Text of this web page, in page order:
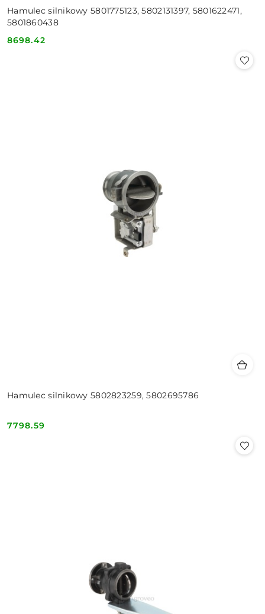
Hamulec silnikowy 5801775123, 5802131397, 5801622471,
5801860438
Cena:
8698.42
Hamulec silnikowy 5802823259, 5802695786
Cena:
7798.59